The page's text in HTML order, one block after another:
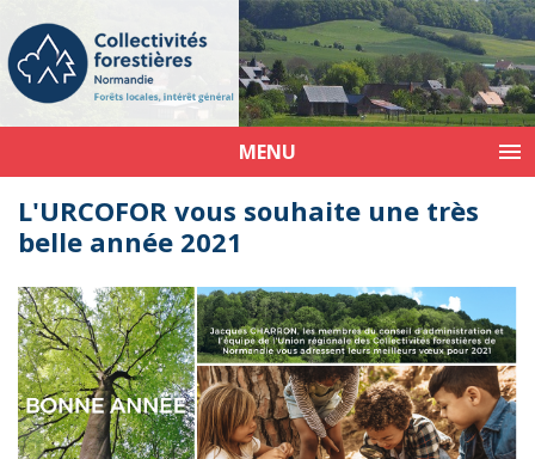
MENU
L'URCOFOR vous souhaite une très
belle année 2021